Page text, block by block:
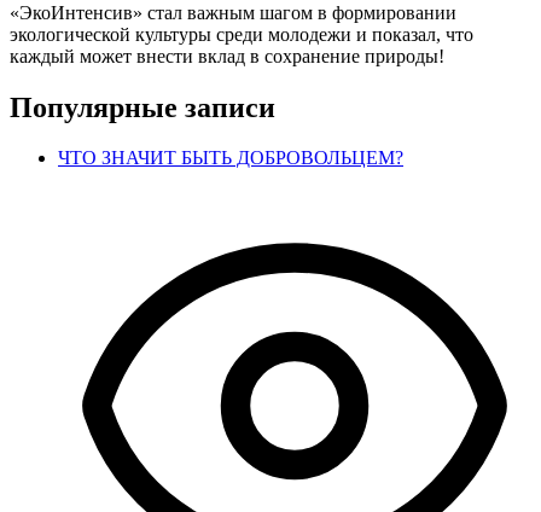
«ЭкоИнтенсив» стал важным шагом в формировании
экологической культуры среди молодежи и показал, что
каждый может внести вклад в сохранение природы!
Популярные записи
ЧТО ЗНАЧИТ БЫТЬ ДОБРОВОЛЬЦЕМ?